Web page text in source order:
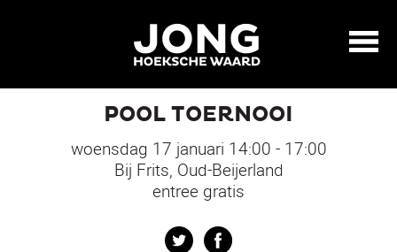
POOL TOERNOOI
woensdag 17 januari 14:00 - 17:00
Bij Frits, Oud-Beijerland
entree gratis
Twitter